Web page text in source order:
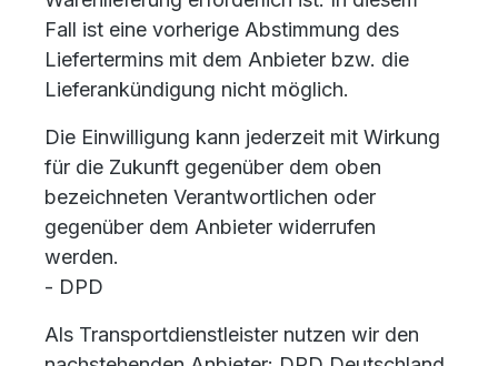
Fall ist eine vorherige Abstimmung des
Liefertermins mit dem Anbieter bzw. die
Lieferankündigung nicht möglich.
Die Einwilligung kann jederzeit mit Wirkung
für die Zukunft gegenüber dem oben
bezeichneten Verantwortlichen oder
gegenüber dem Anbieter widerrufen
werden.
- DPD
Als Transportdienstleister nutzen wir den